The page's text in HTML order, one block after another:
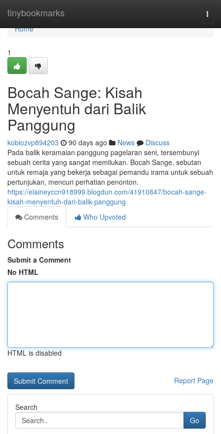
tinybookmarks
Home
Home
1
Bocah Sange: Kisah
Menyentuh dari Balik
Panggung
kobiozvp894203 90 days ago News
Discuss
Pada balik keramaian panggung pagelaran seni, tersembunyi
sebuah cerita yang sangat memilukan. Bocah Sange, sebutan
untuk remaja yang bekerja sebagai pemandu irama untuk sebuah
pertunjukan, mencuri perhatian penonton.
https://elaineyccn918999.blogdun.com/41910847/bocah-sange-
kisah-menyentuh-dari-balik-panggung
Comments
Who Upvoted
Comments
Submit a Comment
No HTML
HTML is disabled
Report Page
Search
Go